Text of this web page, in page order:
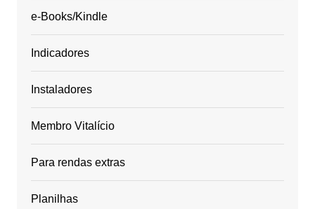
e-Books/Kindle
Indicadores
Instaladores
Membro Vitalício
Para rendas extras
Planilhas